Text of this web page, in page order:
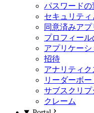
パスワードの
セキュリテ
同意済みアプ
プロフィール
アプリケーシ
招待
アナリティク
リーダーボー
サブスクリプ
クレーム